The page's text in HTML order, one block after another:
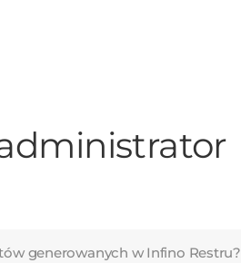
generowanych w Infino Restru?